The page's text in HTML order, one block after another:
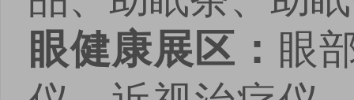
眼健康展区： 眼